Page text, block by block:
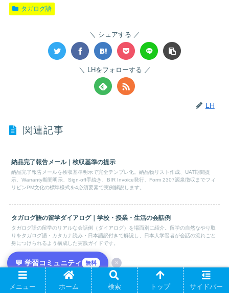
💬 学習コミュニティ 無料 ×
タガログ語
シェアする
LHをフォローする
LH
関連記事
納品完了報告メール｜検収基準の提示
納品完了報告メールを検収基準明示で完全テンプレ化。納品物リスト作成、UAT期間提
示、Warranty期間明示、Sign-off手続き、BIR Invoice発行、Form 2307源泉徴収までフィ
リピンPM文化の標準様式を4必須要素で実例解説します。
タガログ語の留学ダイアログ｜学校・授業・生活の会話例
タガログ語の留学のリアルな会話例（ダイアログ）を場面別に紹介。留学の自然なやり取
りをタガログ語・カタカナ読み・日本語訳付きで解説し、日本人学習者が会話の流れごと
身につけられるよう構成した実践ガイドです。
タガログ語の異文化交流フレーズ｜雑談・相互理解の表現
タガログ語の異文化交流で使う実用フレーズを場面別に徹底解説。異文化交流の定番表現
をタガログ語・カタカナ読み・日本語訳の3点セットで紹介します。日本人学習者がビジネ
メニュー ホーム 検索 トップ サイドバー